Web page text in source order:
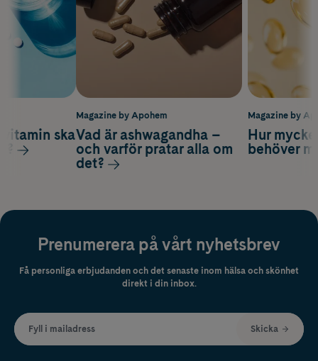
Magazine by
Hur
behöver
ska
Magazine by Apohem
Vad är ashwagandha –
och varför pratar alla om
det?
Prenumerera på vårt nyhetsbrev
Få personliga erbjudanden och det senaste inom hälsa och skönhet
direkt i din inbox.
Fyll i mailadress Skicka